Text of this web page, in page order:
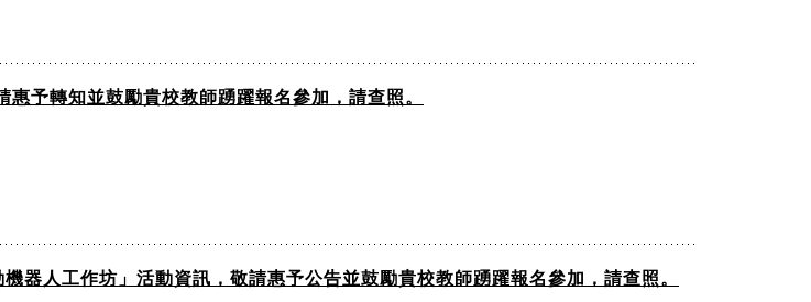
予轉知並鼓勵貴校教師踴躍報名參加，請查照。
器人工作坊」活動資訊，敬請惠予公告並鼓勵貴校教師踴躍報名參加，請查照。